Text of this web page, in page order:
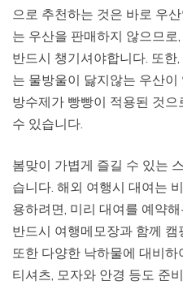
으로 추천하는 것은 바로 우
는 우산을 판매하지 않으므
반드시 챙기셔야합니다. 또
는 물방울이 닳지않는 우산
방수제가 빵빵이 적용된 것
수 있습니다.
봄맞이 가볍게 즐길 수 있는
습니다. 해외 여행시 대여는
용하려면, 미리 대여를 예약
반드시 여행메모장과 함께
또한 다양한 낙하물에 대비
티셔츠, 모자와 안경 등도 준